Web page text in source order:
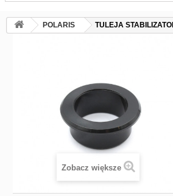
POLARIS TULEJA
Zobacz większe